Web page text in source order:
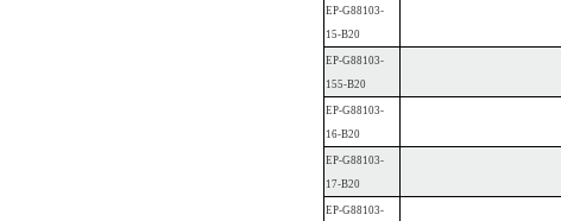
EP-G88103-
15-B20
EP-G88103-
155-B20
EP-G88103-
16-B20
EP-G88103-
17-B20
EP-G88103-